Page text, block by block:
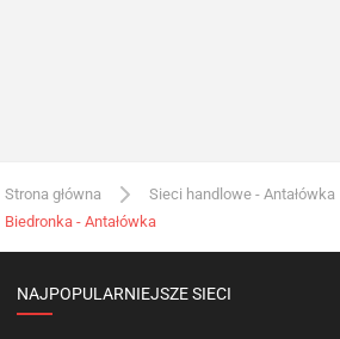
Strona główna Sieci handlowe - Antałówka
Biedronka - Antałówka
NAJPOPULARNIEJSZE SIECI